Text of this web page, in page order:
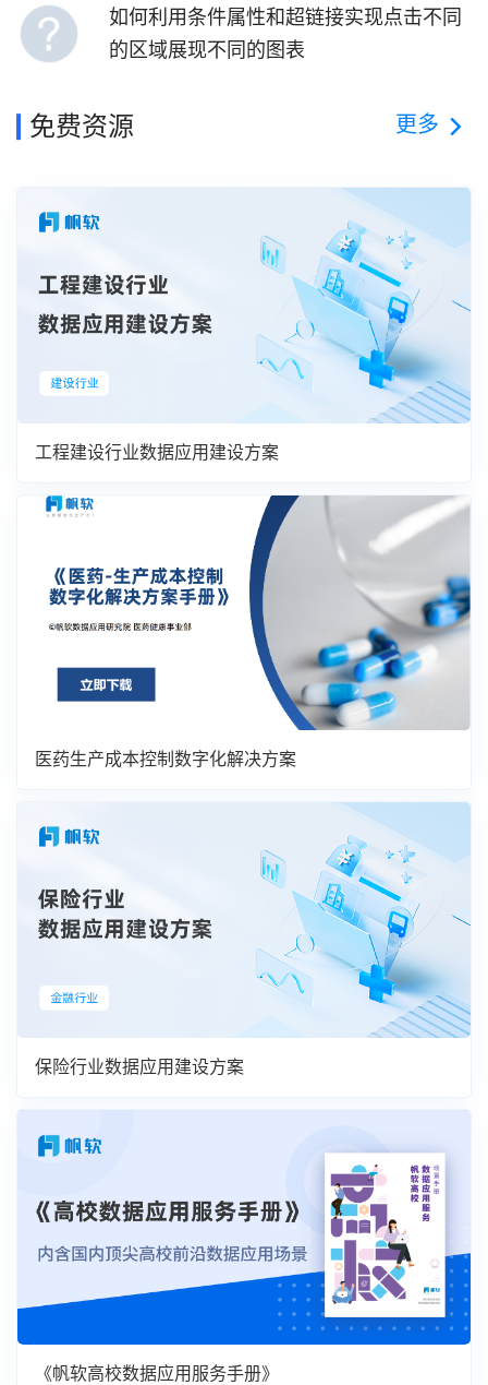
如何利用条件属性和超链接实现点击不同
的区域展现不同的图表
免费资源 更多
工程建设行业数据应用建设方案
医药生产成本控制数字化解决方案
保险行业数据应用建设方案
《帆软高校数据应用服务手册》